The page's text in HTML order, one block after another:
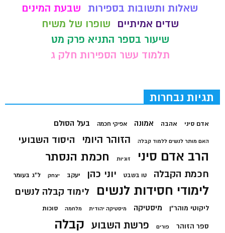
שאלות ותשובות בספירות שבעת המינים
שדים אמיתיים
שופרו של משיח
שיעור בספר התניא פרק מט
תלמוד עשר הספירות חלק ג
תגיות נבחרות
אדם סיני אהבה אמונה אפיקי חכמה בעל הסולם
האם מותר לנשים ללמוד קבלה הזוהר היומי היסוד השבועי
הרב אדם סיני זוגיות חכמת הנסתר
חכמת הקבלה טו בשבט יוני כהן יעקב יצחק ל"ג בעומר
לימודי חסידות לנשים לימוד קבלה לנשים
ליקוטי מוהר"ן מיסטיקה מיסטיקה יהודית מלחמה סוכות
ספר הזוהר פורים פרשת השבוע קבלה